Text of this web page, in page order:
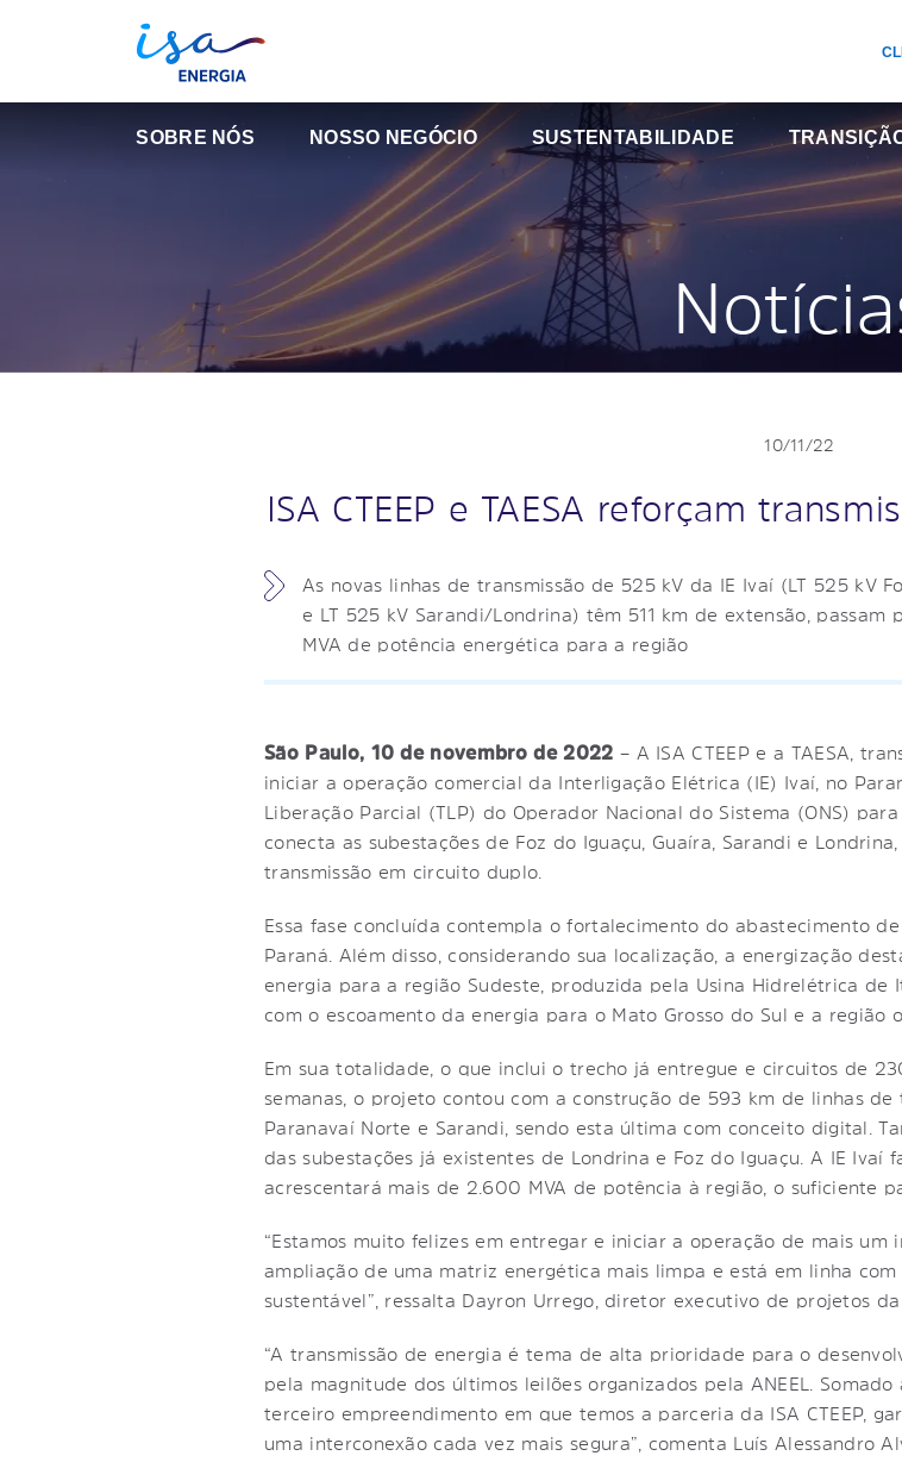
SOBRE NÓS NOSSO NEGÓCIO SUSTENTABILIDADE
10/11/22
ISA CTEEP e TAESA reforçam
As novas linhas de transmissão de 525 kV da IE Ivaí (LT 525 kV
e LT 525 kV Sarandi/Londrina) têm 511 km de extensão,
MVA de potência energética para a região
São Paulo, 10 de novembro de 2022 – A ISA CTEEP e a TAESA,
iniciar a operação comercial da Interligação Elétrica (IE) Ivaí, no
Liberação Parcial (TLP) do Operador Nacional do Sistema (ONS)
conecta as subestações de Foz do Iguaçu, Guaíra, Sarandi e
transmissão em circuito duplo.
Essa fase concluída contempla o fortalecimento do abastecimento
Paraná. Além disso, considerando sua localização, a energização
energia para a região Sudeste, produzida pela Usina Hidrelétrica
com o escoamento da energia para o Mato Grosso do Sul e a região
Em sua totalidade, o que inclui o trecho já entregue e circuitos de
semanas, o projeto contou com a construção de 593 km de linhas de
Paranavaí Norte e Sarandi, sendo esta última com conceito digital.
das subestações já existentes de Londrina e Foz do Iguaçu. A IE
acrescentará mais de 2.600 MVA de potência à região, o suficiente
“Estamos muito felizes em entregar e iniciar a operação de mais
ampliação de uma matriz energética mais limpa e está em linha
sustentável”, ressalta Dayron Urrego, diretor executivo de projetos da
“A transmissão de energia é tema de alta prioridade para o
pela magnitude dos últimos leilões organizados pela ANEEL.
terceiro empreendimento em que temos a parceria da ISA CTEEP,
uma interconexão cada vez mais segura”, comenta Luís Alessandro